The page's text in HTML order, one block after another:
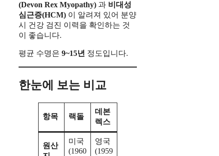
(Devon Rex Myopathy) 과 비대성
심근증(HCM) 이 알려져 있어 분양
시 건강 검진 이력을 확인하는 것
이 좋습니다.
평균 수명은 9~15년 정도입니다.
한눈에 보는 비교
항목 랙돌
데본
렉스
원산
미국
(1960
영국
(1959